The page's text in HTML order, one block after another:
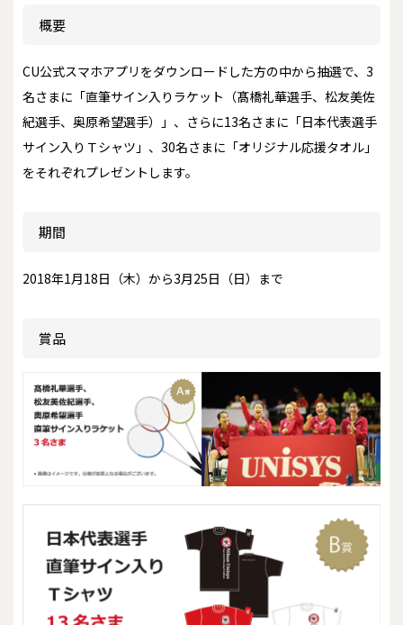
概要
CU公式スマホアプリをダウンロードした方の中から抽選で、3
名さまに「直筆サイン入りラケット（髙橋礼華選手、松友美佐
紀選手、奥原希望選手）」、さらに13名さまに「日本代表選手
サイン入りＴシャツ」、30名さまに「オリジナル応援タオル」
をそれぞれプレゼントします。
期間
2018年1月18日（木）から3月25日（日）まで
賞品